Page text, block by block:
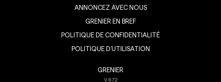
ANNONCEZ AVEC NOUS
GRENIER EN BREF
POLITIQUE DE CONFIDENTIALITÉ
POLITIQUE D’UTILISATION
GRENIER
V8.7.2